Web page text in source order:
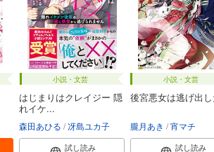
小説・文芸
はじまりはクレイジー 隠
れイケ...
森田あひる 冴島ユカ子
試し読み
小説・文芸
後宮悪女は逃げ出
朧月あき 宵マチ
試し読み